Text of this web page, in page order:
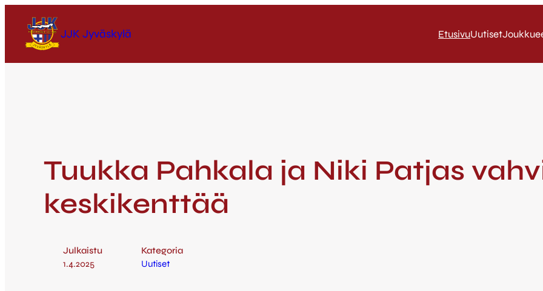
JJK Jyväskylä EtusivuUutiset
Tuukka Pahkala ja Niki Patjas
keskikenttää
Julkaistu
1.4.2025
Kategoria
Uutiset